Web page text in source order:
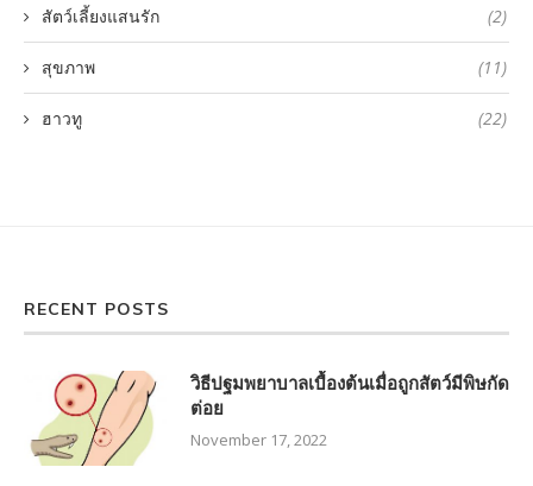
สัตว์เลี้ยงแสนรัก (2)
สุขภาพ (11)
ฮาวทู (22)
RECENT POSTS
วิธีปฐมพยาบาลเบื้องต้นเมื่อถูกสัตว์มีพิษกัด
ต่อย
November 17, 2022